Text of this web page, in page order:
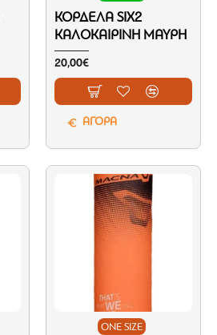
ΚΟΡΔΈΛΑ SIX2
ΚΑΛΟΚΑΙΡΙΝΉ ΜΑΎΡΗ
20,00€
ΑΓΟΡΑ
ONE SIZE